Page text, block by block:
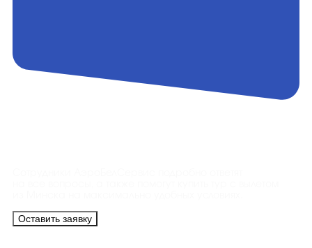
Оставить заявку